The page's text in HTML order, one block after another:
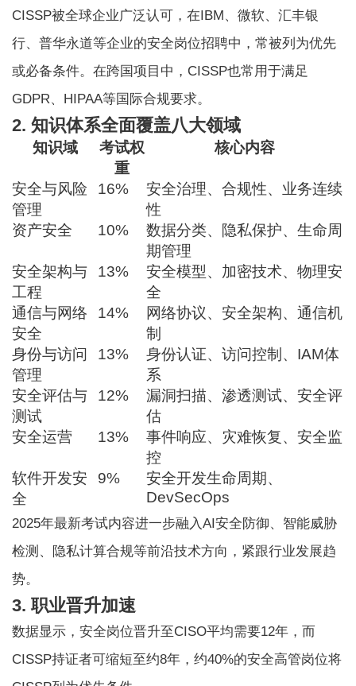
CISSP被全球企业广泛认可，在IBM、微软、汇丰银
行、普华永道等企业的安全岗位招聘中，常被列为优先
或必备条件。在跨国项目中，CISSP也常用于满足
GDPR、HIPAA等国际合规要求。
2. 知识体系全面覆盖八大领域
知识域
考试权
重
核心内容
安全与风险
管理
16%
安全治理、合规性、业务连续
性
资产安全
10%
数据分类、隐私保护、生命周
期管理
安全架构与
工程
13%
安全模型、加密技术、物理安
全
通信与网络
安全
14%
网络协议、安全架构、通信机
制
身份与访问
管理
13%
身份认证、访问控制、IAM体
系
安全评估与
测试
12%
漏洞扫描、渗透测试、安全评
估
安全运营
13%
事件响应、灾难恢复、安全监
控
软件开发安
全
9%
安全开发生命周期、
DevSecOps
2025年最新考试内容进一步融入AI安全防御、智能威胁
检测、隐私计算合规等前沿技术方向，紧跟行业发展趋
势。
3. 职业晋升加速
数据显示，安全岗位晋升至CISO平均需要12年，而
CISSP持证者可缩短至约8年，约40%的安全高管岗位将